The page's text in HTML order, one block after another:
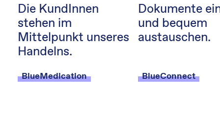
Die KundInnen
stehen im
Mittelpunkt unseres
Handelns.
BlueMedication
Dokumente
und bequem
austauschen.
BlueConnect